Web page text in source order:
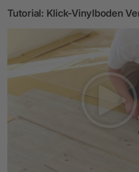
Tutorial: Klick-Vinylboden